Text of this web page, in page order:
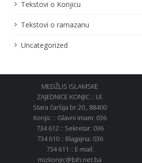
Tekstovi o Konjicu
Tekstovi o ramazanu
Uncategorized
MEDŽLIS ISLAMSKE
ZAJEDNICE KONJIC :: Ul.
Stara čaršija br.20., 88400
Konjic :: Glavni imam: 036
734 612 :: Sekretar: 036
734 610 :: Blagajna: 036
734 611 :: E-mail:
mizkonjic@bih.net.ba